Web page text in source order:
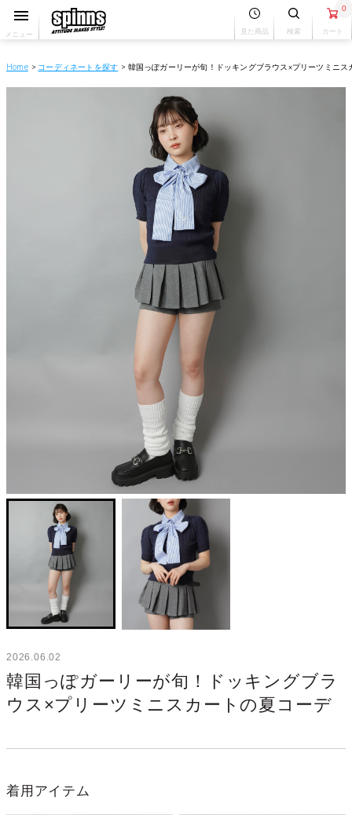
メニュー 見た商品 検索
0
カート
Home コーディネートを探す 韓国っぽガーリーが旬！ドッキングブラウス×プリーツミニス
2026.06.02
韓国っぽガーリーが旬！ドッキングブラ
ウス×プリーツミニスカートの夏コーデ
着用アイテム